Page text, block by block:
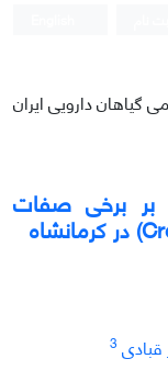
گیاهان دارویی ایران
بر برخی صفات
قبادی 3